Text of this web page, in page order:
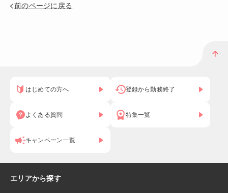
前のページに戻る
はじめての方へ 登録から勤務終了
よくある質問 特集一覧
キャンペーン一覧
エリアから探す